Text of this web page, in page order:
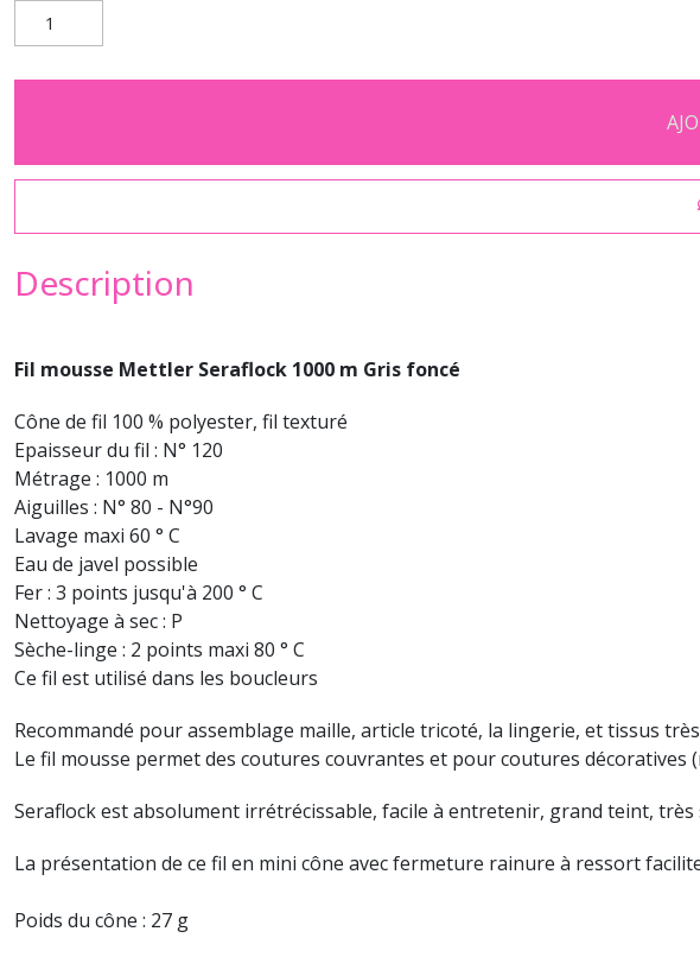
Description
Fil mousse Mettler Seraflock 1000 m Gris foncé
Cône de fil 100 % polyester, fil texturé
Epaisseur du fil : N° 120
Métrage : 1000 m
Aiguilles : N° 80 - N°90
Lavage maxi 60 ° C
Eau de javel possible
Fer : 3 points jusqu'à 200 ° C
Nettoyage à sec : P
Sèche-linge : 2 points maxi 80 ° C
Ce fil est utilisé dans les boucleurs
Recommandé pour assemblage maille, article tricoté, la lingerie, et tissus
Le fil mousse permet des coutures couvrantes et pour coutures décoratives
Seraflock est absolument irrétrécissable, facile à entretenir, grand teint,
La présentation de ce fil en mini cône avec fermeture rainure à ressort
Poids du cône : 27 g